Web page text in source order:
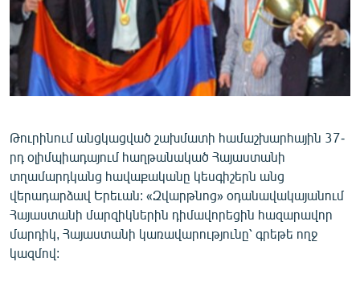
ՄԻՋԱԶԳԱՅԻՆ
ՄՇԱԿՈՒՅԹ
ՍՊՈՐՏ
ՄԵԿՆԱԲԱՆՈՒԹՅՈՒՆ
ԿՈՐՈՆԱՎԻՐՈՒՍ
ԱՐԽԻՎ
ՏԵՍԱՆՅՈՒԹԵՐ
ԲԱՆԱՎԵՃ
Թուրինում անցկացված շախմատի համաշխարհային 37-
րդ օլիմպիադայում հաղթանակած Հայաստանի
տղամարդկանց հավաքականը կեսգիշերն անց
վերադարձավ Երեւան: «Զվարթնոց» օդանավակայանում
Հայաստանի մարզիկներին դիմավորեցին հազարավոր
մարդիկ, Հայաստանի կառավարությունը՝ գրեթե ողջ
կազմով: